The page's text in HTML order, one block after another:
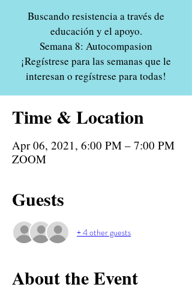
Buscando resistencia a través de
educación y el apoyo.
Semana 8: Autocompasion
¡Regístrese para las semanas que le
interesan o regístrese para todas!
Time & Location
Apr 06, 2021, 6:00 PM – 7:00 PM
ZOOM
Guests
+ 4 other guests
About the Event